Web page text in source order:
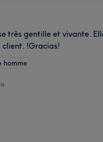
très gentille et vivante.
client. !Gracias!
homme